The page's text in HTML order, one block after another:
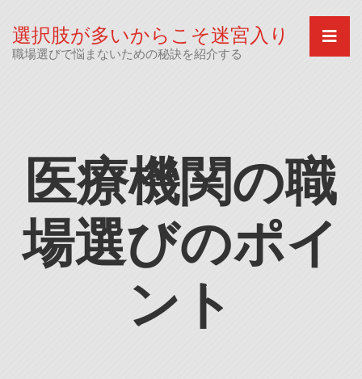
content
選択肢が多いからこそ迷宮入り
職場選びで悩まないための秘訣を紹介する
医療機関の職
場選びのポイ
ント